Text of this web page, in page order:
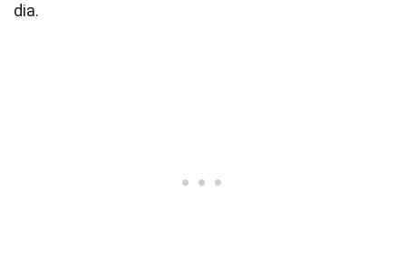
dia.